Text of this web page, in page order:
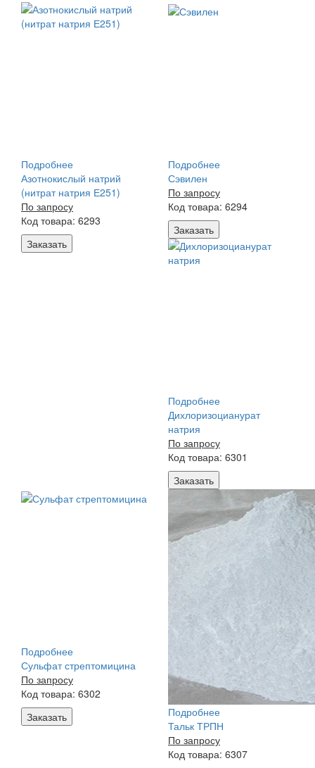
Подробнее
Азотнокислый натрий
(нитрат натрия Е251)
По запросу
Код товара: 6293
Заказать
Подробнее
Сэвилен
По запросу
Код товара: 6294
Заказать
Подробнее
Дихлоризоцианурат
натрия
По запросу
Код товара: 6301
Заказать
Подробнее
Сульфат стрептомицина
По запросу
Код товара: 6302
Заказать
Подробнее
Тальк ТРПН
По запросу
Код товара: 6307